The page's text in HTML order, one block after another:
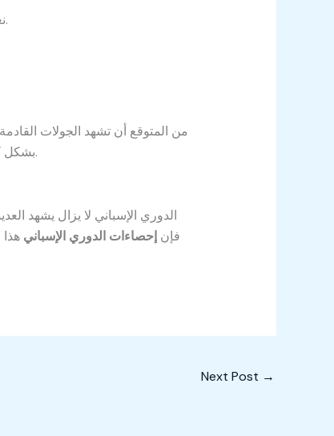
نعم، أتلتيكو مدريد يملك الفرصة في المنافسة على اللقب هذا الموسم حيث يحتل المركز الثالث برصيد 33 نقطة.
من المتوقع أن تشهد الجولات
بشكل كبير مع تقدم المباريات، حيث أن الفارق بين الأندية الكبرى ضئيل، مما يترك الباب مفتوحًا على مصراعيه لبقية الموسم.
الدوري الإسباني لا يزال يشهد
فإنإحصاءات الدوري الإسباني
Next Post →